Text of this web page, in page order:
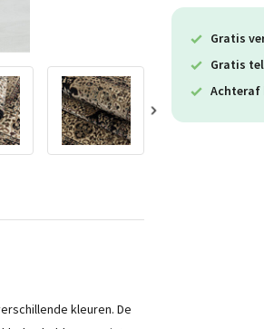
kleuren. De
Gratis
Gratis
Achteraf